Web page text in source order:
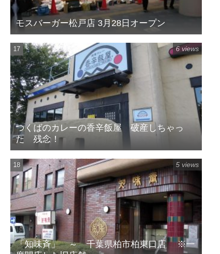
モスバーガー松戸店 3月28日オープン
つくばのカレーの香辛飯屋 破産しちゃっ
た 残念！
6 views
「知味斉」 ～ 千葉県柏市柏東口店 ※一
5 views